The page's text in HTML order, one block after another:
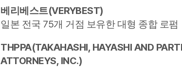
법
법
베리베스트(VERYBEST)
일본 전국 75개 거점 보유한 대형 종합 로펌
THPPA(TAKAHASHI, HAYASHI AND
ATTORNEYS, INC.)